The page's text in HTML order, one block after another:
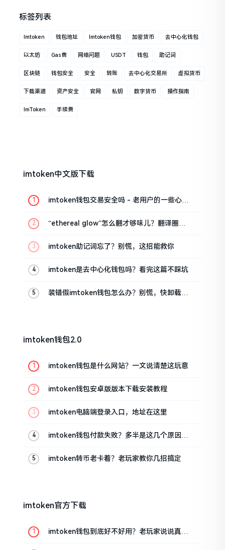
标签列表
Imtoken 钱包地址 Imtoken钱包 加密货币 去中心化钱包
以太坊 Gas费 网络问题 USDT 钱包 助记词
区块链 钱包安全 安全 转账 去中心化交易所 虚拟货币
下载渠道 资产安全 官网 私钥 数字货币 操作指南
ImToken 手续费
imtoken中文版下载
imtoken钱包交易安全吗 - 老用户的一些心里
“ethereal glow”怎么翻才够味儿？翻译圈老
imtoken助记词忘了？别慌，这招能救你
imtoken是去中心化钱包吗？看完这篇不踩坑
装错假imtoken钱包怎么办？别慌，快卸载，
imtoken钱包2.0
imtoken钱包是什么网站？一文说清楚这玩意
imtoken钱包安卓版版本下载安装教程
imtoken电脑端登录入口，地址在这里
imtoken钱包付款失败？多半是这几个原因闹
imtoken转币老卡着？老玩家教你几招搞定
imtoken官方下载
imtoken钱包到底好不好用？老玩家说说真实